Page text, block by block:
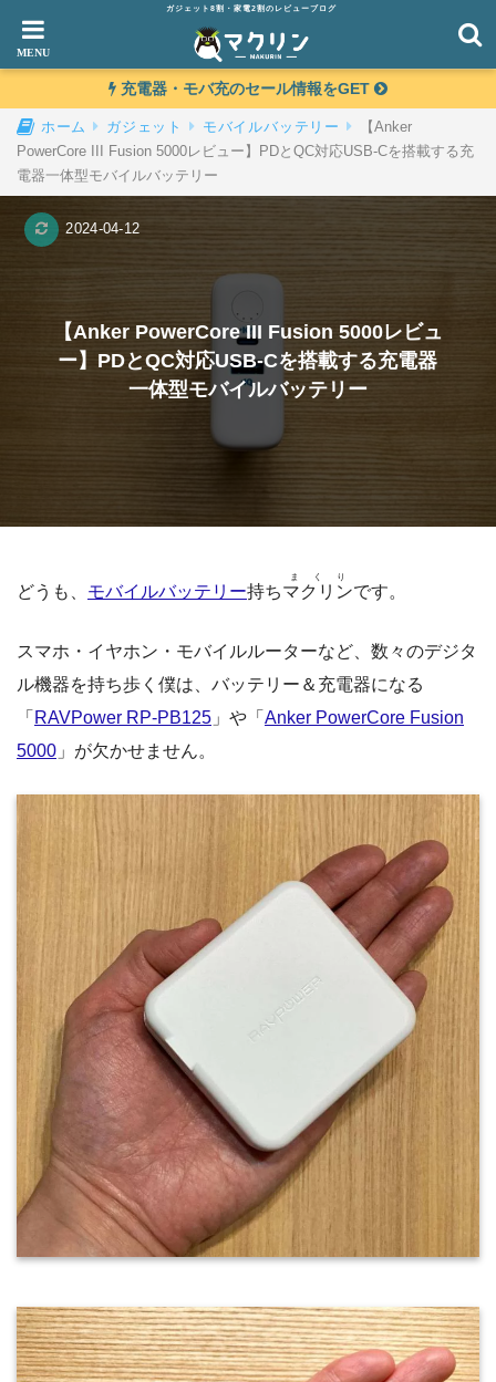
ガジェット8割・家電2割のレビューブログ
充電器・モバ充のセール情報をGET
ホーム ガジェット モバイルバッテリー
【Anker
PowerCore III Fusion 5000レビュー】PDとQC対応USB-Cを搭載する充
電器一体型モバイルバッテリー
【Anker PowerCore III Fusion 5000レビュ
ー】PDとQC対応USB-Cを搭載する充電器
一体型モバイルバッテリー
2024-04-12
どうも、 モバイルバッテリー持ちマクリン
まくり
です。
スマホ・イヤホン・モバイルルーターなど、数々のデジタ
ル機器を持ち歩く僕は、バッテリー＆充電器になる
「 RAVPower RP-PB125 」や「 Anker PowerCore Fusion
5000 」が欠かせません。